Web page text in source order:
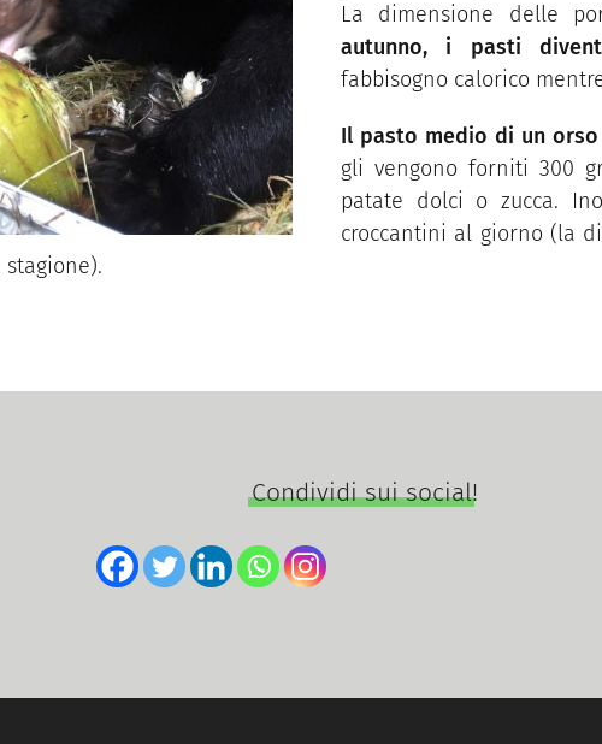
La dimensione delle
autunno, i pasti
fabbisogno calorico
Il pasto medio di un orso
gli vengono forniti 300
patate dolci o zucca.
croccantini al giorno (la
Condividi sui social!